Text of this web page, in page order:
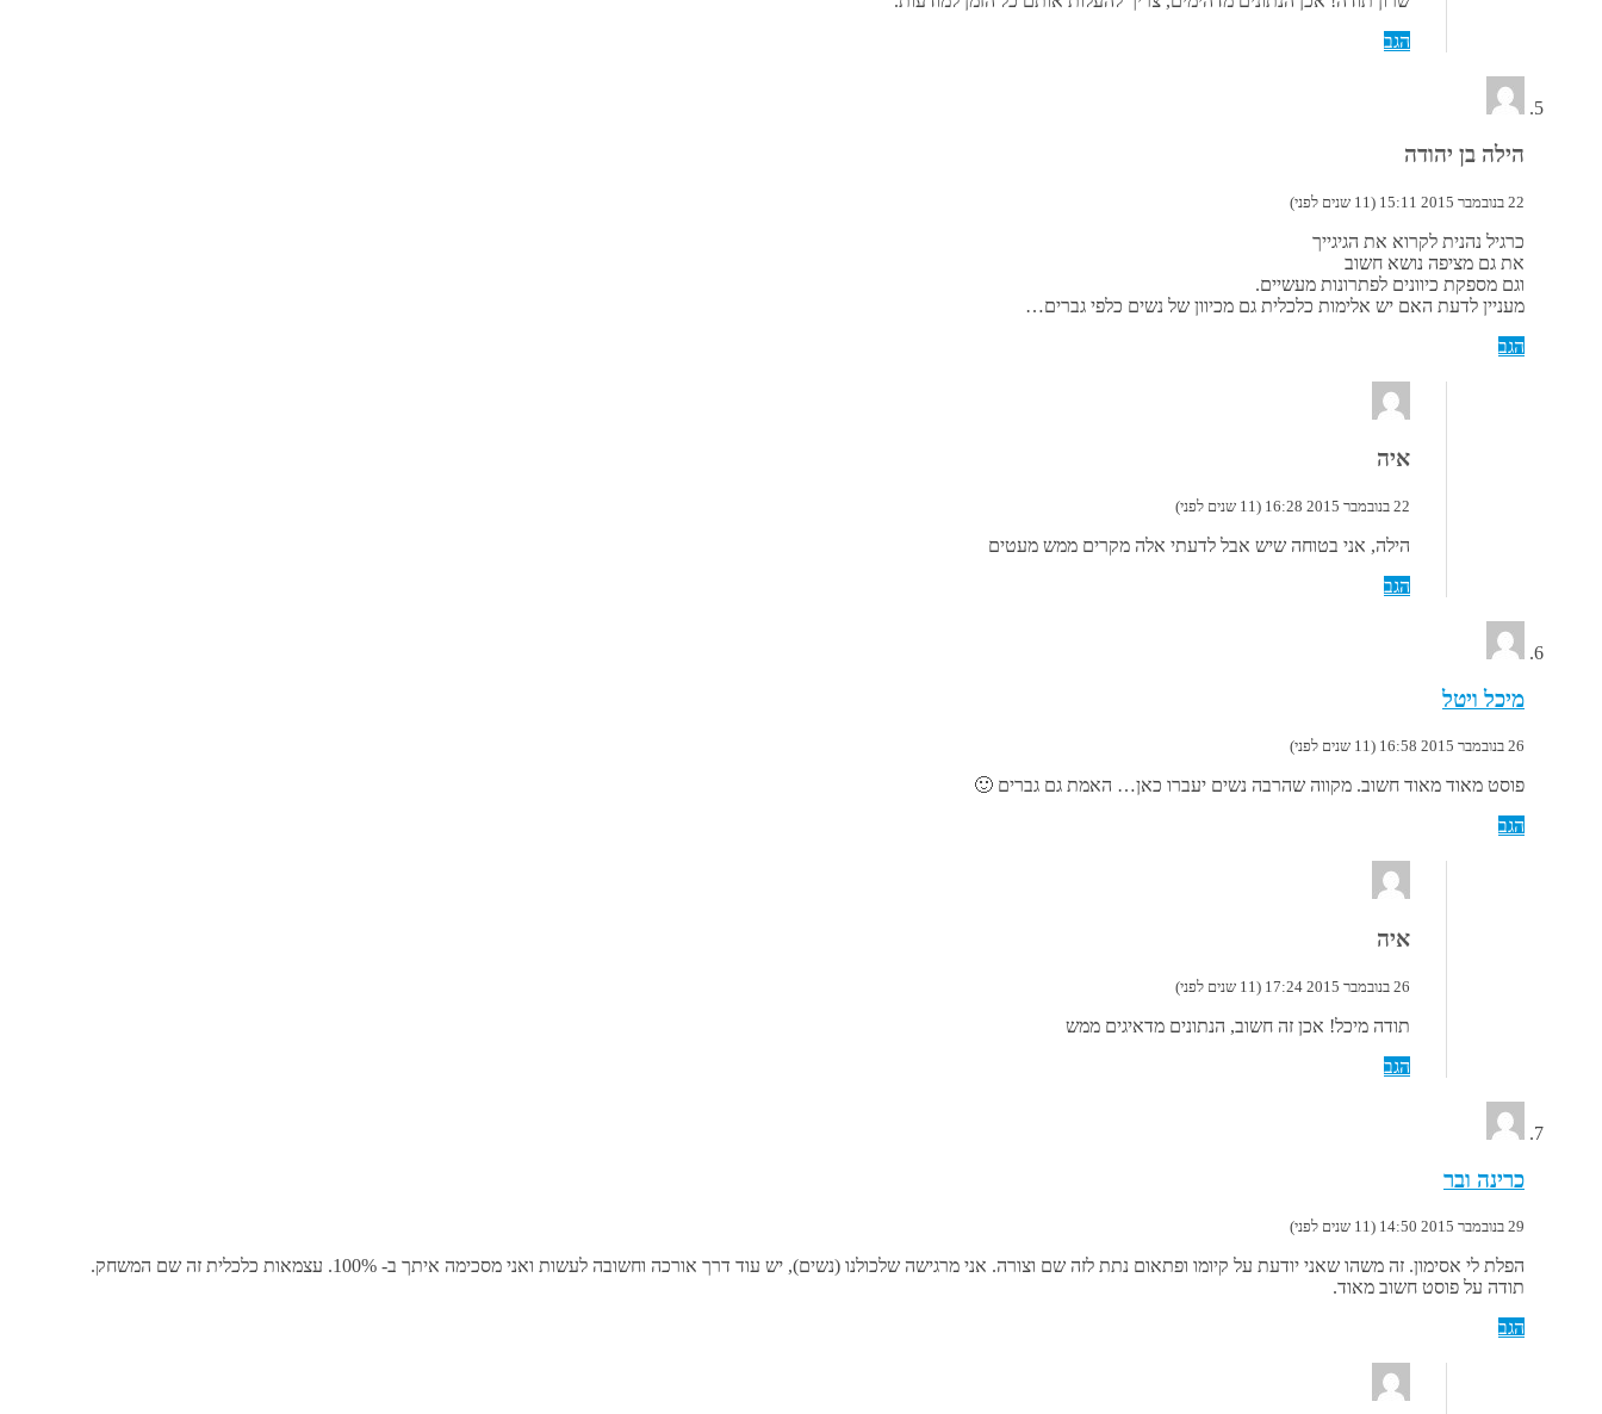
הגב
הילה בן יהודה
22 בנובמבר 2015 15:11 (11 שנים לפני)
כרגיל נהנית לקרוא את הגיגייך
את גם מציפה נושא חשוב
וגם מספקת כיוונים לפתרונות מעשיים.
מעניין לדעת האם יש אלימות כלכלית גם מכיוון של נשים כלפי גברים…
הגב
איה
22 בנובמבר 2015 16:28 (11 שנים לפני)
הילה, אני בטוחה שיש אבל לדעתי אלה מקרים ממש מעטים
הגב
מיכל ויטל
26 בנובמבר 2015 16:58 (11 שנים לפני)
פוסט מאוד מאוד חשוב. מקווה שהרבה נשים יעברו כאן… האמת גם גברים 🙂
הגב
איה
26 בנובמבר 2015 17:24 (11 שנים לפני)
תודה מיכל! אכן זה חשוב, הנתונים מדאיגים ממש
הגב
כרינה ובר
29 בנובמבר 2015 14:50 (11 שנים לפני)
הפלת לי אסימון. זה משהו שאני יודעת על קיומו ופתאום נתת לזה שם וצורה. אני מרגישה שלכולנו (נשים), יש עוד דרך אורכה וחשובה לעשות ואני מסכימה איתך ב- 100%. עצמאות כלכלית זה שם המשחק.
תודה על פוסט חשוב מאוד.
הגב